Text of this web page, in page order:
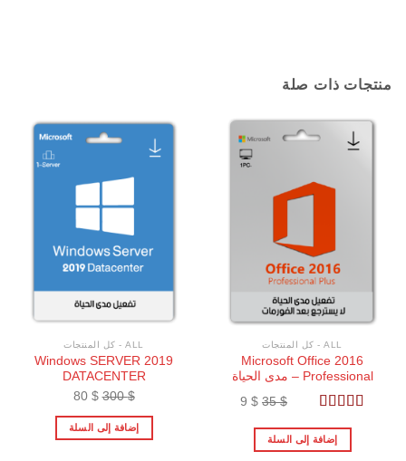
منتجات ذات صلة
ALL - كل المنتجات
Microsoft Office 2016
Professional – مدى الحياة
من 5
35$
السعر
هو:
35 $.
9$
السعر
إضافة إلى السلة
ALL - كل المنتجات
Windows SERVER 2019
DATACENTER
300$
السعر
الأصلي
هو:
80 $
السعر
الحالي
هو:إضافة إلى السلة